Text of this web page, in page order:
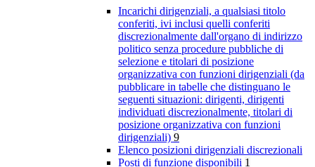
Incarichi dirigenziali, a qualsiasi titolo
conferiti, ivi inclusi quelli conferiti
discrezionalmente dall'organo di indirizzo
politico senza procedure pubbliche di
selezione e titolari di posizione
organizzativa con funzioni dirigenziali (da
pubblicare in tabelle che distinguano le
seguenti situazioni: dirigenti, dirigenti
individuati discrezionalmente, titolari di
posizione organizzativa con funzioni
dirigenziali) 9
Elenco posizioni dirigenziali discrezionali
Posti di funzione disponibili 1